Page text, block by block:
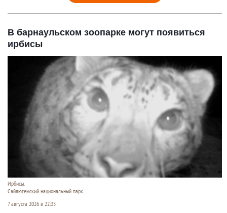
В барнаульском зоопарке могут появиться
ирбисы
Ирбисы.
Сайлюгемский национальный парк
7 августа 2026 в 22:35